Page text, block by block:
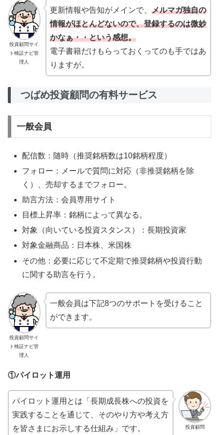
投資顧問サイ
ト検証ナビ管
理人
更新情報や告知がメインで、 メルマガ独自の
情報がほとんどないので、登録するのは微妙
かなぁ・・という感想。
電子書籍だけもらっておくってのも手ではあ
りますが。
つばめ投資顧問の有料サービス
一般会員
配信数：随時（推奨銘柄数は10銘柄程度）
フォロー：メールで質問に対応（非推奨銘柄を除
く）、売却するまでフォロー。
助言方法：会員専用サイト
目標上昇率：銘柄によって異なる。
対象（向いている投資スタンス）：長期投資家
対象金融商品：日本株、米国株
その他：必要に応じて不定期で推奨銘柄や投資行動
に関する助言を行う。
投資顧問サイ
ト検証ナビ管
理人
一般会員は下記8つのサポートを受けること
ができます。
①パイロット運用
投資顧問
パイロット運用とは「長期成長株への投資を
実践することを通じて、そのやり方や考え方
を皆さまにお示しする仕組み」です。